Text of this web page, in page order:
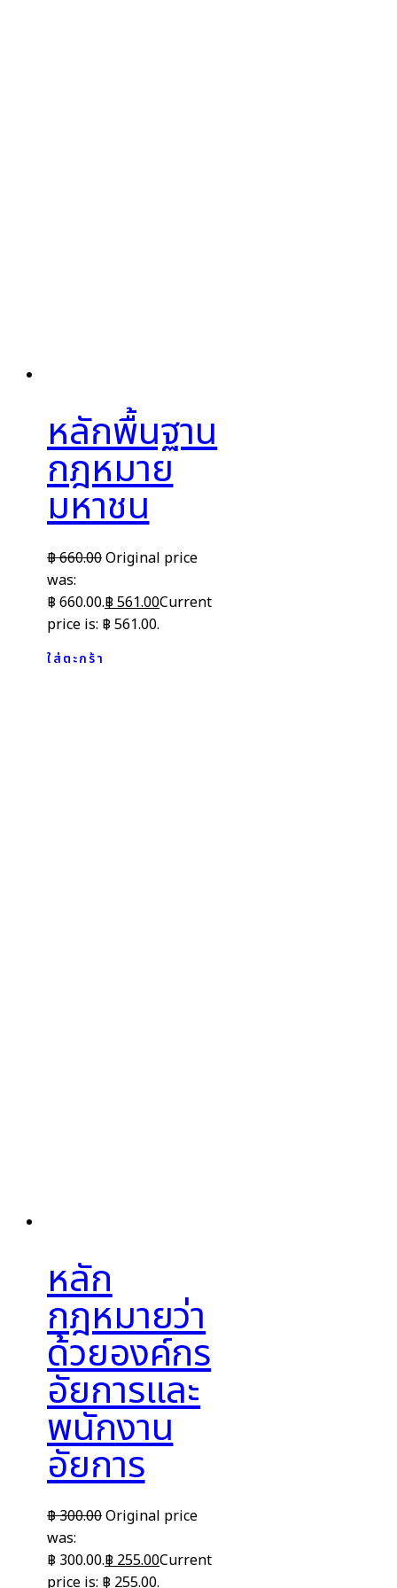
หลักพื้นฐาน
กฎหมาย
มหาชน
฿660.00Original price
was:
฿ 660.00.฿ 561.00Current
price is: ฿ 561.00.
ใส่ตะกร้า
หลัก
กฎหมายว่า
ด้วยองค์กร
อัยการและ
พนักงาน
อัยการ
฿300.00Original price
was:
฿ 300.00.฿255.00Current
price is: ฿ 255.00.